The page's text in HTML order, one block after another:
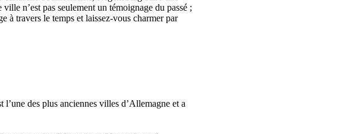
n’est pas seulement un témoignage du passé ;
à travers le temps et laissez-vous charmer par
des plus anciennes villes d’Allemagne et a